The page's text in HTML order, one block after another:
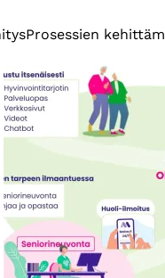
Prosessien